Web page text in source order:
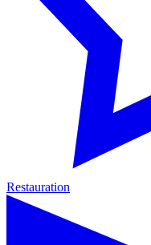
Restauration